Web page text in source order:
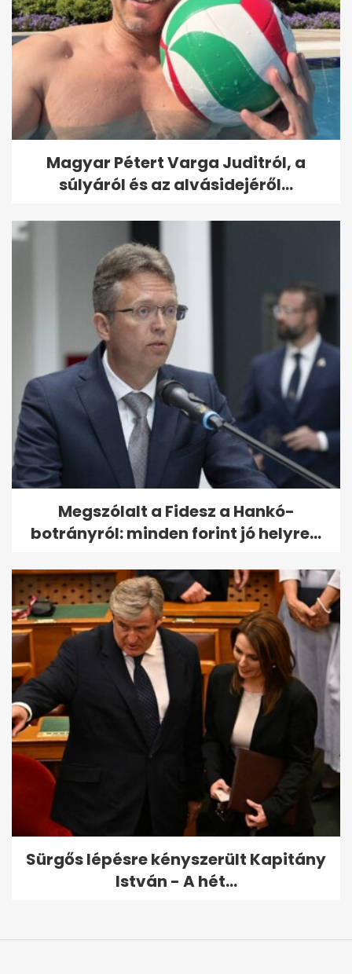
Magyar Pétert Varga Juditról, a
súlyáról és az alvásidejéről...
Megszólalt a Fidesz a Hankó-
botrányról: minden forint jó helyre...
Sürgős lépésre kényszerült Kapitány
István - A hét...